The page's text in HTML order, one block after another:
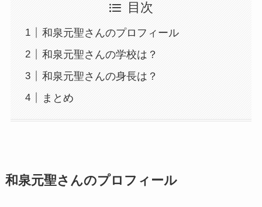
目次
和泉元聖さんのプロフィール
和泉元聖さんの学校は？
和泉元聖さんの身長は？
まとめ
和泉元聖さんのプロフィール